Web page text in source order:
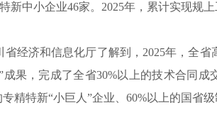
新中小企业46家。2025年，累计实现规
省经济和信息化厅了解到，2025年，全
成果，完成了全省30%以上的技术合同
精特新“小巨人”企业、60%以上的国省